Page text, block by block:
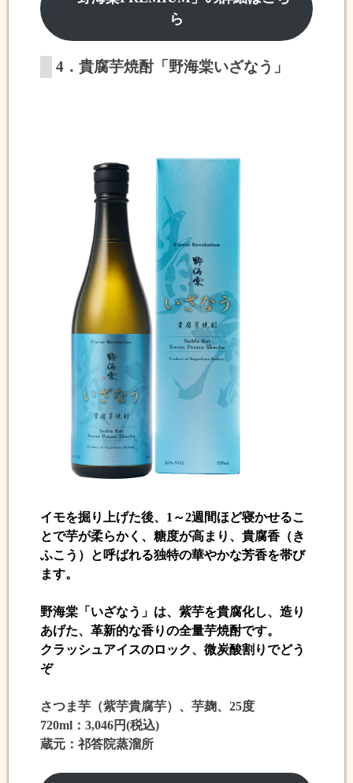
ら
4．貴腐芋焼酎「野海棠いざなう」
イモを掘り上げた後、1～2週間ほど寝かせるこ
とで芋が柔らかく、糖度が高まり、貴腐香（き
ふこう）
と呼ばれる独特の華やかな芳香を帯び
ます。
野海棠「いざなう」は、紫芋を貴腐化し、造り
あげた、革新的な香りの全量芋焼酎です。
クラッシュアイスのロック、微炭酸割りでどう
ぞ
さつま芋（紫芋貴腐芋）、芋麹、25度
720ml：3,046円(税込)
蔵元：祁答院蒸溜所